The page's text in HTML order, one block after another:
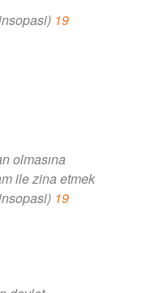
19
olmasına
ile zina etmek
19